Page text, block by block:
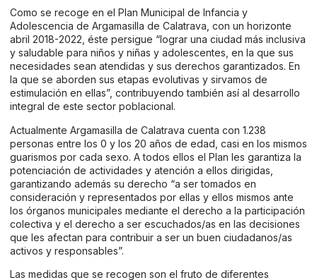
Como se recoge en el Plan Municipal de Infancia y
Adolescencia de Argamasilla de Calatrava, con un horizonte
abril 2018-2022, éste persigue “lograr una ciudad más inclusiva
y saludable para niños y niñas y adolescentes, en la que sus
necesidades sean atendidas y sus derechos garantizados. En
la que se aborden sus etapas evolutivas y sirvamos de
estimulación en ellas”, contribuyendo también así al desarrollo
integral de este sector poblacional.
Actualmente Argamasilla de Calatrava cuenta con 1.238
personas entre los 0 y los 20 años de edad, casi en los mismos
guarismos por cada sexo. A todos ellos el Plan les garantiza la
potenciación de actividades y atención a ellos dirigidas,
garantizando además su derecho “a ser tomados en
consideración y representados por ellas y ellos mismos ante
los órganos municipales mediante el derecho a la participación
colectiva y el derecho a ser escuchados/as en las decisiones
que les afectan para contribuir a ser un buen ciudadanos/as
activos y responsables”.
Las medidas que se recogen son el fruto de diferentes